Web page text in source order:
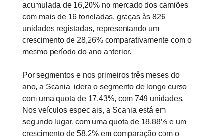
acumulada de 16,20% no mercado dos camiões
com mais de 16 toneladas, graças às 826
unidades registadas, representando um
crescimento de 28,26% comparativamente com o
mesmo período do ano anterior.
Por segmentos e nos primeiros três meses do
ano, a Scania lidera o segmento de longo curso
com uma quota de 17,43%, com 749 unidades.
Nos veículos especiais, a Scania está em
segundo lugar, com uma quota de 18,88% e um
crescimento de 58,2% em comparação com o